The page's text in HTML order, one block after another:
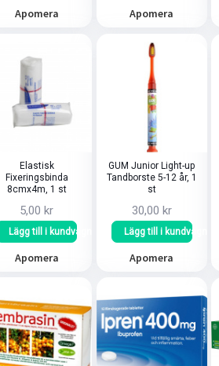
Apomera Apomera
Elastisk
Fixeringsbinda
8cmx4m, 1 st
5,00 kr
Lägg till i kundvagn
Apomera
GUM Junior Light-up
Tandborste 5-12 år, 1
st
30,00 kr
Lägg till i kundvagn
Apomera